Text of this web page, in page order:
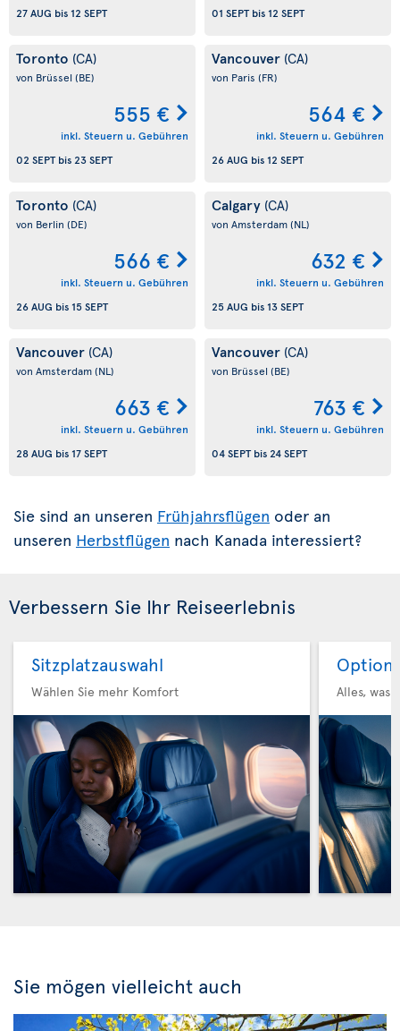
27 AUG bis 12 SEPT
01 SEPTbis 12 SEPT
Toronto (CA)
von Brüssel (BE)
555 €
inkl. Steuern u. Gebühren
02 SEPTbis23 SEPT
Vancouver (CA)
von Paris (FR)
564 €
inkl. Steuern u. Gebühren
26 AUG bis 12 SEPT
Toronto (CA)
von Berlin (DE)
566 €
inkl. Steuern u. Gebühren
26 AUG bis 15 SEPT
Calgary (CA)
von Amsterdam(NL)
632 €
inkl. Steuern u. Gebühren
25 AUG bis 13 SEPT
Vancouver (CA)
von Amsterdam(NL)
663 €
inkl. Steuern u. Gebühren
28 AUG bis 17 SEPT
Vancouver (CA)
von Brüssel (BE)
763 €
inkl. Steuern u. Gebühren
04 SEPTbis24 SEPT
Sie sind an unseren Frühjahrsflügen oder an
unseren Herbstflügen nach Kanada interessiert?
Verbessern Sie Ihr Reiseerlebnis
Sitzplatzauswahl
Wählen Sie mehr Komfort
Option
Alles, was
Sie mögen vielleicht auch